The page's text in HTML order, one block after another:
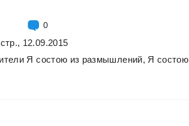
0
12.09.2015
Я состою из размышлений, Я состою